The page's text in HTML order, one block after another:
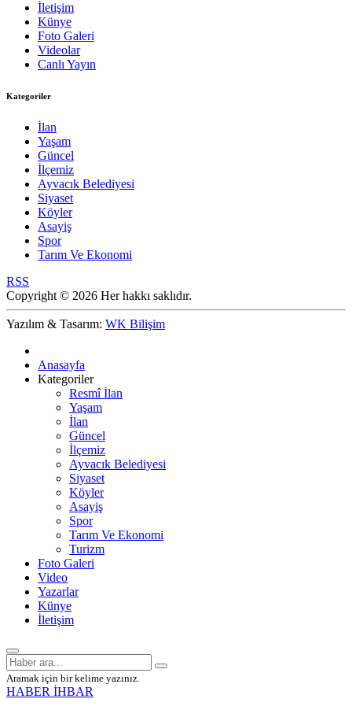
İletişim
Künye
Foto Galeri
Videolar
Canlı Yayın
Kategoriler
İlan
Yaşam
Güncel
İlçemiz
Ayvacık Belediyesi
Siyaset
Köyler
Asayiş
Spor
Tarım Ve Ekonomi
RSS
Copyright © 2026 Her hakkı saklıdır.
Yazılım & Tasarım: WK Bilişim
Anasayfa
Kategoriler
Resmî İlan
Yaşam
İlan
Güncel
İlçemiz
Ayvacık Belediyesi
Siyaset
Köyler
Asayiş
Spor
Tarım Ve Ekonomi
Turizm
Foto Galeri
Video
Yazarlar
Künye
İletişim
Aramak için bir kelime yazınız.
HABER İHBAR